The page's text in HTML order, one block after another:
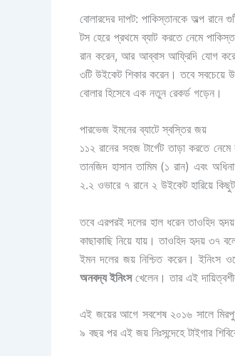
বোলারদের দাপট: পাকিস্তানকে অল্প রানে
টস হেরে প্রথমে ব্যাট করতে নেমে
রান করেন, আর আব্বাস আফ্রিদি যোগ
৩টি উইকেট শিকার করেন। তবে সবচেয়ে
বোলার হিসেবে এক নতুন রেকর্ড গড়েন।
পারভেজ ইমনের ব্যাটে স্বস্তির জয়
১১২ রানের সহজ টার্গেট তাড়া করতে
তানজিদ হাসান তামিম (১ রান) এবং
২.২ ওভারে ৭ রানে ২ উইকেট হারিয়ে
তবে এরপরই দলের হাল ধরেন তাওহিদ
কাছাকাছি নিয়ে যায়। তাওহিদ হৃদয়
ইমন দলের জয় নিশ্চিত করেন। ইনিংস
অনবদ্য ইনিংসখেলেন। তার এই
এই জয়ের আগে সবশেষ ২০১৬ সালে মিরপুর
৯ বছর পর এই জয় নিঃসন্দেহে টাইগার